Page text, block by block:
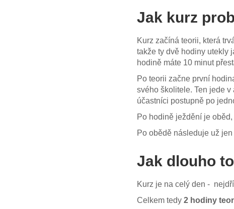
Jak kurz
Kurz začíná teorii, která
takže ty dvě hodiny utekly
hodině máte 10 minut
Po teorii začne první
svého školitele. Ten jede
účastníci postupně po
Po hodině ježdění je
Po obědě následuje už
Jak dlouho
Kurz je na celý den -
Celkem tedy 2 hodiny